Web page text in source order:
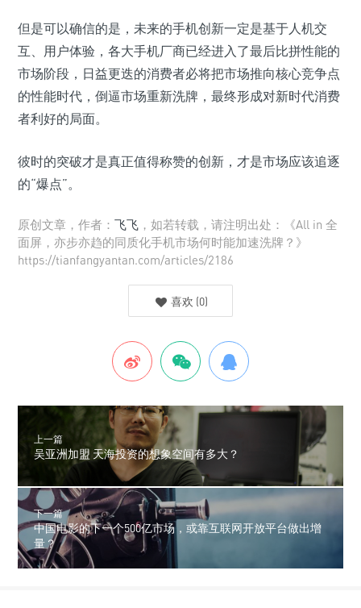
但是可以确信的是，未来的手机创新一定是基于人机交
互、用户体验，各大手机厂商已经进入了最后比拼性能的
市场阶段，日益更迭的消费者必将把市场推向核心竞争点
的性能时代，倒逼市场重新洗牌，最终形成对新时代消费
者利好的局面。
彼时的突破才是真正值得称赞的创新，才是市场应该追逐
的“爆点”。
原创文章，作者： 飞飞 ，如若转载，请注明出处：《All in 全
面屏，亦步亦趋的同质化手机市场何时能加速洗牌？》
https://tianfangyantan.com/articles/2186
喜欢 (0)
上一篇
吴亚洲加盟 天海投资的想象空间有多大？
下一篇
中国电影的下一个500亿市场，或靠互联网开放平台做出增
量？